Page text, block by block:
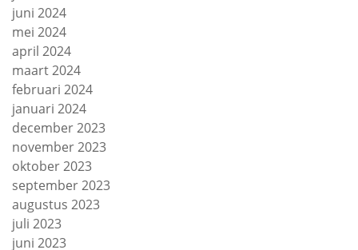
juni 2024
mei 2024
april 2024
maart 2024
februari 2024
januari 2024
december 2023
november 2023
oktober 2023
september 2023
augustus 2023
juli 2023
juni 2023